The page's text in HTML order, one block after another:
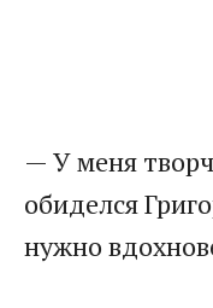
— У меня
обиделся
нужно